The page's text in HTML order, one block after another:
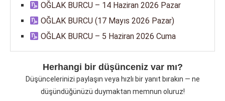
OĞLAK BURCU – 14 Haziran 2026 Pazar
OĞLAK BURCU (17 Mayıs 2026 Pazar)
OĞLAK BURCU – 5 Haziran 2026 Cuma
Herhangi bir düşünceniz var mı?
Düşüncelerinizi paylaşın veya hızlı bir yanıt bırakın — ne
düşündüğünüzü duymaktan memnun oluruz!